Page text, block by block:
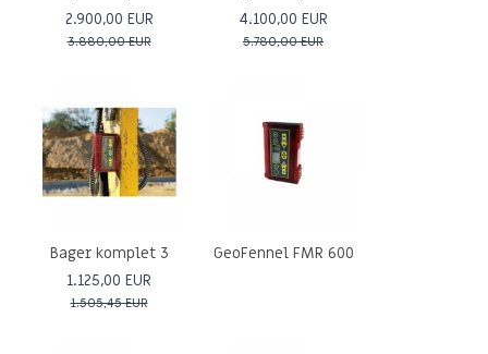
2.900,00 EUR
3.880,00 EUR
4.100,00 EUR
5.780,00 EUR
Bager komplet 3
1.125,00 EUR
1.505,45 EUR
GeoFennel FMR 600